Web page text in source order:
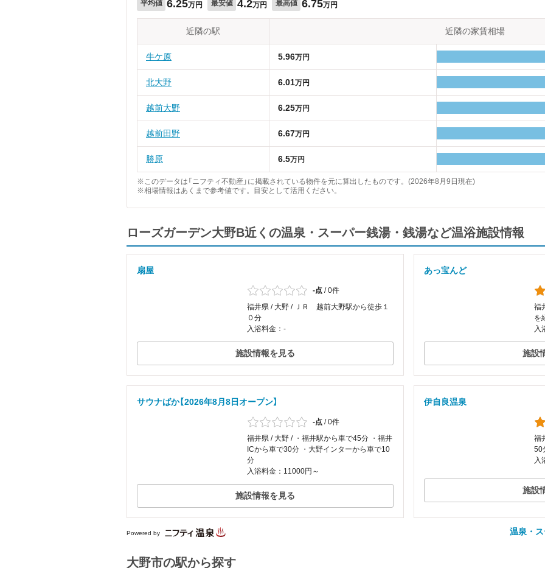
平均値 6.25万円 最安値 4.2万円 最高値 6.75万円
近隣の駅 近隣の家賃相場
牛ケ原 5.96万円
北大野 6.01万円
越前大野 6.25万円
越前田野 6.67万円
勝原 6.5万円
※このデータは「ニフティ不動産」に掲載されている物件を元に算出したものです。(2026年8月9日現在)
※相場情報はあくまで参考値です。目安として活用ください。
ローズガーデン大野B近くの温泉・スーパー銭湯・銭湯など温浴施設情報
扇屋
-点 /0件
福井県 / 大野 / ＪＲ 越前大野駅から徒歩１
０分
入浴料金：-
施設情報を見る
あっ宝んど
福
を
入
施設
サウナばか【2026年8月8日オープン】
-点 /0件
福井県 / 大野 / ・福井駅から車で45分 ・福井
ICから車で30分 ・大野インターから車で10
分
入浴料金：11000円～
施設情報を見る
伊自良温泉
福
50
入
施設
Powered by 温泉・
大野市の駅から探す